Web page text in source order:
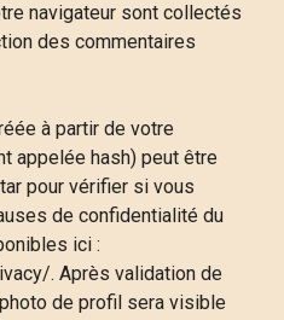
navigateur sont collectés
des commentaires
à partir de votre
appelée hash) peut être
pour vérifier si vous
de confidentialité du
ici :
. Après validation de
de profil sera visible